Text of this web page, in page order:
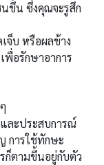
นขึ้น ซึ่งคุณจะรูสึก
จ็บ หรือผลข้าง
พื่อรักษาอาการ
ละประสบการณ์
การใช้ทักษะ
ก็ตามขึ้นอยู่กับตัว